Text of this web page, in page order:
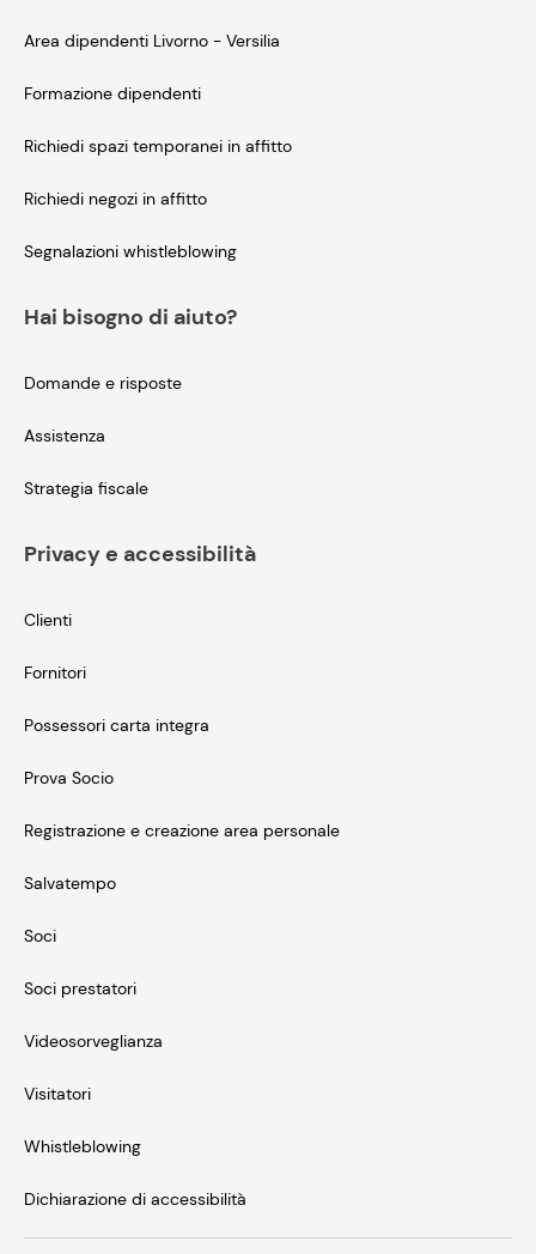
Area dipendenti Livorno - Versilia
Formazione dipendenti
Richiedi spazi temporanei in affitto
Richiedi negozi in affitto
Segnalazioni whistleblowing
Hai bisogno di aiuto?
Domande e risposte
Assistenza
Strategia fiscale
Privacy e accessibilità
Clienti
Fornitori
Possessori carta integra
Prova Socio
Registrazione e creazione area personale
Salvatempo
Soci
Soci prestatori
Videosorveglianza
Visitatori
Whistleblowing
Dichiarazione di accessibilità